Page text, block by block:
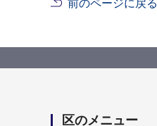
前のページに戻る
区のメニュー